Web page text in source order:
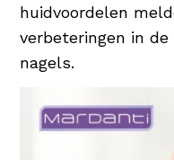
huidvoordelen
verbeteringen in
nagels.